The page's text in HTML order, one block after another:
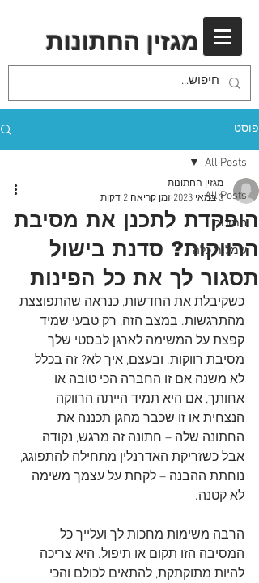
מגזין החתונות
פוסט
All Posts
חתונות
שמלות כלה
All Posts
הופקדת לתכנן את מסיבת
הרווקות? סדנת בישול
תסגור לך את כל הפינות
מגזין החתונות
3 במאי 2023
זמן קריאה 2 דקות
כשקיבלת את החדשות, כנראה שהתפוצצת
מהתרגשות. במצב הזה, רק טבעי שמיד
קפצת על המשימה לארגן לבסטי שלך
מסיבת רווקות. ובעצם, איך לא? זה בכלל
לא משנה אם זו החברה הכי טובה או
אחותך, אם היא תמיד הייתה הרווקה
הנצחית או זו שכבר מהגן תכננה את
החתונה שלה – חתונה זה מרגש, נקודה.
אבל כשזריקת האדרנלין מתחילה להתפוגג,
נוחתת ההבנה – לקחת על עצמך משימה
לא קטנה.
הרבה משימות מחכות לך ועלייך כל
המסיבה הזו תקום או תיפול. היא צריכה
להיות מתוקתקת, להתאים לכולם והכי